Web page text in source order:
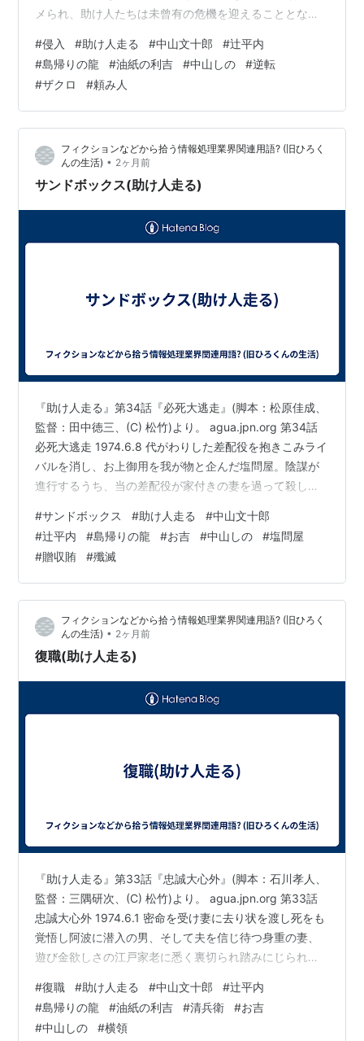
メられ、助け人たちは未曾有の危機を迎えることとな
続く激しい雨が緊張感を高める。夫の仇を取りに来る毒
婦に南田洋子を配し、平内さんのスペア煙管も披露さ
れ、へろへろで駆けつける文さんの殺陣もなかなか。 ＊
元締不在は依頼者＝仇討ちの闖入者の柘榴組の姐御によ
り語られる。 今回はかなり凝った構成になっている。 配
役は次の…
#侵入 #助け人走る #中山文十郎 #辻平内
#島帰りの龍 #油紙の利吉 #中山しの #逆転
#ザクロ #頼み人
フィクションなどから拾う情報処理業界関連用語? (旧ひろく
んの生活) • 2ヶ月前
サンドボックス(助け人走る)
『助け人走る』第34話『必死大逃走』(脚本：松原佳成、
監督：田中徳三、(C) 松竹)より。 agua.jpn.org 第34話
必死大逃走 1974.6.8 代がわりした差配役を抱きこみライ
バルを消し、お上御用を我が物と企んだ塩問屋。陰謀が
進行するうち、当の差配役が家付きの妻を過って殺して
プゴートに立てようとするが、助け人たちに阻まれたう
え差配役ともども仕置されてしまうのだった。 ロケ地、
坂出屋が差配役・諸口に提供する妾宅、中山邸通用門。
物見遊山接待の最中、三平に腹踊りを強要する諸口、今
宮神社高倉(しのの茶店)。＊養子の差配役・諸口に菅貫太
郎。…
#サンドボックス #助け人走る #中山文十郎
#辻平内 #島帰りの龍 #お吉 #中山しの #塩問屋
#贈収賄 #殲滅
フィクションなどから拾う情報処理業界関連用語? (旧ひろく
んの生活) • 2ヶ月前
復職(助け人走る)
『助け人走る』第33話『忠誠大心外』(脚本：石川孝人、
監督：三隅研次、(C) 松竹)より。 agua.jpn.org 第33話
忠誠大心外 1974.6.1 密命を受け妻に去り状を渡し死をも
覚悟し阿波に潜入の男、そして夫を信じ待つ身重の妻、
遊び金欲しさの江戸家老に悉く裏切られ踏みにじられ
た元締が金を託されていた。藩邸に忍び再会を果たす助
け人たち、久し振りに全員揃った席で仕掛けにゴーサイ
ンが出される。 ロケ地、行き暮れる日田の妻を助けるし
#復職 #助け人走る #中山文十郎 #辻平内
#島帰りの龍 #油紙の利吉 #清兵衛 #お吉
#中山しの #横領